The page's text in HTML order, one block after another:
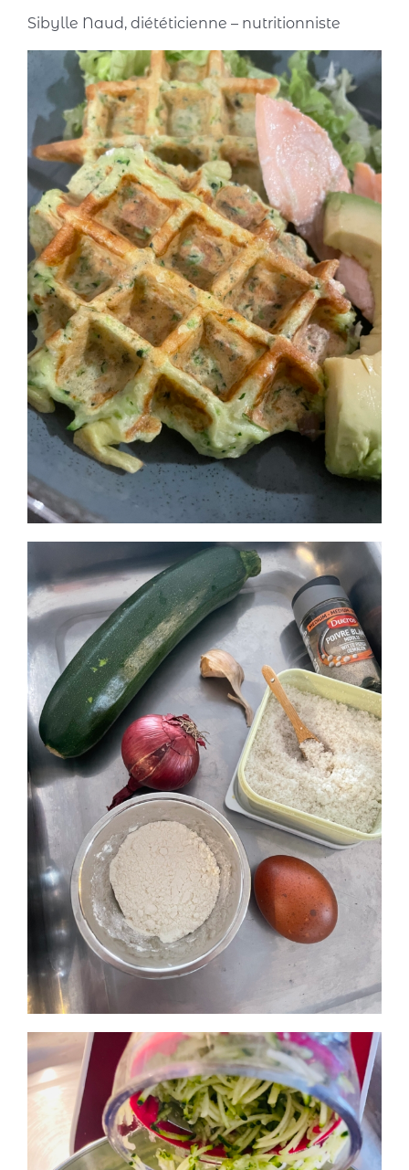
Sibylle Naud, diététicienne – nutritionniste